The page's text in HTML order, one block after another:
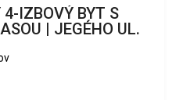
IZBOVÝ BYT S
| JEGÉHO UL.